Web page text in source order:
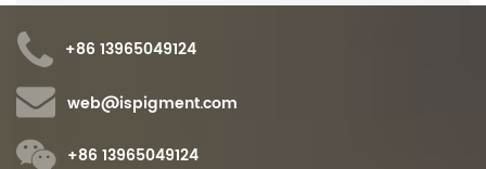
+86 13965049124
web@ispigment.com
+86 13965049124